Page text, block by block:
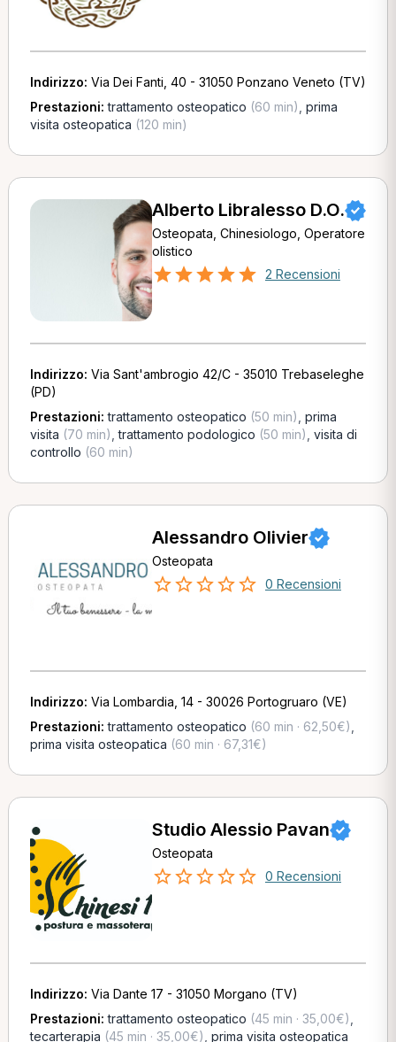
Indirizzo: Via Dei Fanti, 40 - 31050 Ponzano Veneto (TV)
Prestazioni:trattamento osteopatico (60 min) prima
visita osteopatica (120 min)
Alberto Libralesso D.O.
Osteopata, Chinesiologo, Operatore
olistico
2 Recensioni
Indirizzo: Via Sant'ambrogio 42/C - 35010 Trebaseleghe
(PD)
Prestazioni:trattamento osteopatico (50 min) prima
visita (70 min) ,trattamento podologico (50 min) visita di
controllo (60 min)
Alessandro Olivier
Osteopata
0 Recensioni
Indirizzo: Via Lombardia, 14 - 30026 Portogruaro (VE)
Prestazioni:trattamento osteopatico (60 min · 62,50€)
prima visita osteopatica (60 min · 67,31€)
Studio Alessio Pavan
Osteopata
0 Recensioni
Indirizzo: Via Dante 17 - 31050 Morgano (TV)
Prestazioni:trattamento osteopatico (45 min · 35,00€)
tecarterapia (45 min · 35,00€) prima visita osteopatica